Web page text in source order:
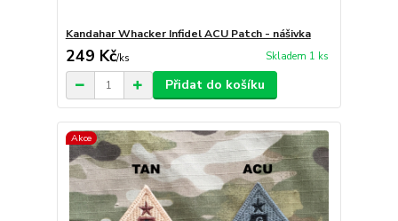
Kandahar Whacker Infidel ACU Patch - nášivka
249 Kč/ks Skladem 1 ks
Přidat do košíku
Akce